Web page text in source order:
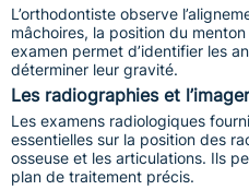
L’orthodontiste observe
mâchoires, la position du
examen permet d’identifier les
déterminer leur gravité.
Les radiographies et
Les examens radiologiques
essentielles sur la position des
osseuse et les articulations. Ils
plan de traitement précis.